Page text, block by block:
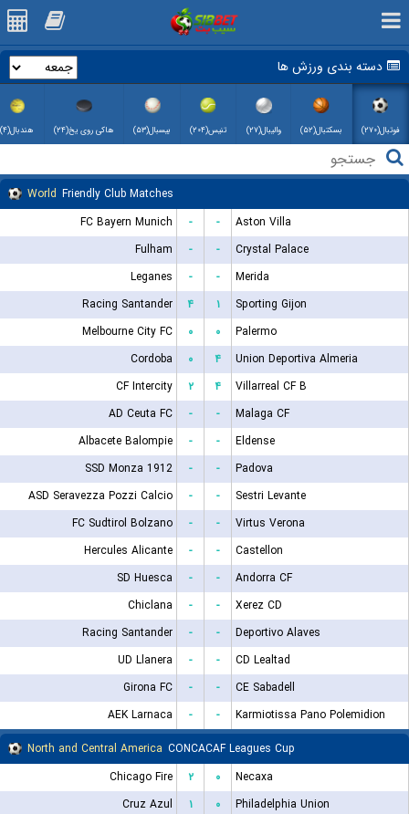
دسته بندی ورزش ها
فوتبال(۲۷۰) بسکتبال(۵۲) والیبال(۲۷) تنیس(۲۰۴) بیسبال(۵۳) هاکی روی یخ(۲۴) هندبال(۴)
World Friendly Club Matches
FC Bayern Munich
- -
Aston Villa
Fulham
- -
Crystal Palace
Leganes
- -
Merida
Racing Santander
۴ ۱
Sporting Gijon
Melbourne City FC
۰ ۰
Palermo
Cordoba
۰ ۴
Union Deportiva Almeria
CF Intercity
۲ ۴
Villarreal CF B
AD Ceuta FC
- -
Malaga CF
Albacete Balompie
- -
Eldense
SSD Monza 1912
- -
Padova
ASD Seravezza Pozzi Calcio
- -
Sestri Levante
FC Sudtirol Bolzano
- -
Virtus Verona
Hercules Alicante
- -
Castellon
SD Huesca
- -
Andorra CF
Chiclana
- -
Xerez CD
Racing Santander
- -
Deportivo Alaves
UD Llanera
- -
CD Lealtad
Girona FC
- -
CE Sabadell
AEK Larnaca
- -
Karmiotissa Pano Polemidion
North and Central America CONCACAF Leagues Cup
Chicago Fire
۲ ۰
Necaxa
Cruz Azul
۱ ۰
Philadelphia Union